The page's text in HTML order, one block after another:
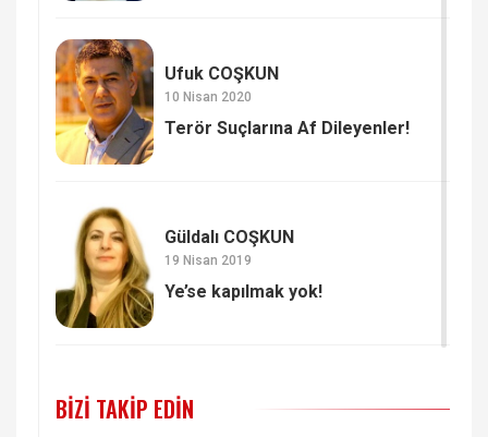
Ufuk COŞKUN
10 Nisan 2020
Terör Suçlarına Af Dileyenler!
Güldalı COŞKUN
19 Nisan 2019
Ye’se kapılmak yok!
BIZI TAKIP EDIN